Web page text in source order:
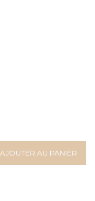
AJOUTER AU PANIER